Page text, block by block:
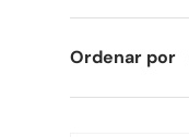
Ordenar por